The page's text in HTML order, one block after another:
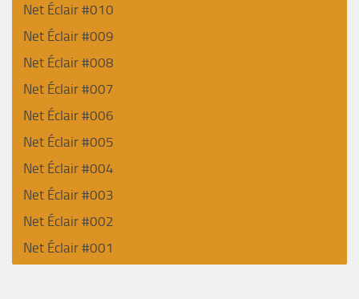
Net Éclair #010
Net Éclair #009
Net Éclair #008
Net Éclair #007
Net Éclair #006
Net Éclair #005
Net Éclair #004
Net Éclair #003
Net Éclair #002
Net Éclair #001